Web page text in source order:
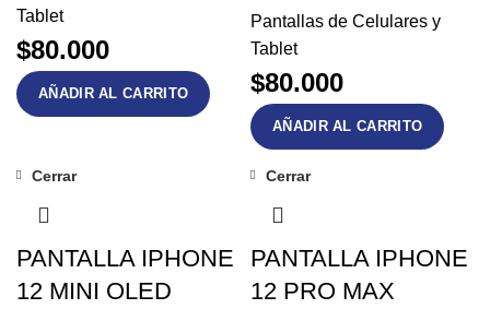
Tablet
$80.000
AÑADIR AL CARRITO
Pantallas de Celulares y
Tablet
$80.000
AÑADIR AL CARRITO
Cerrar
PANTALLA IPHONE
12 MINI OLED
Cerrar
PANTALLA IPHONE
12 PRO MAX